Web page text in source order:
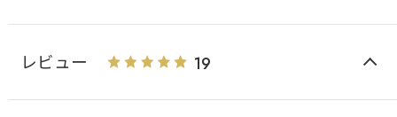
レビュー 19